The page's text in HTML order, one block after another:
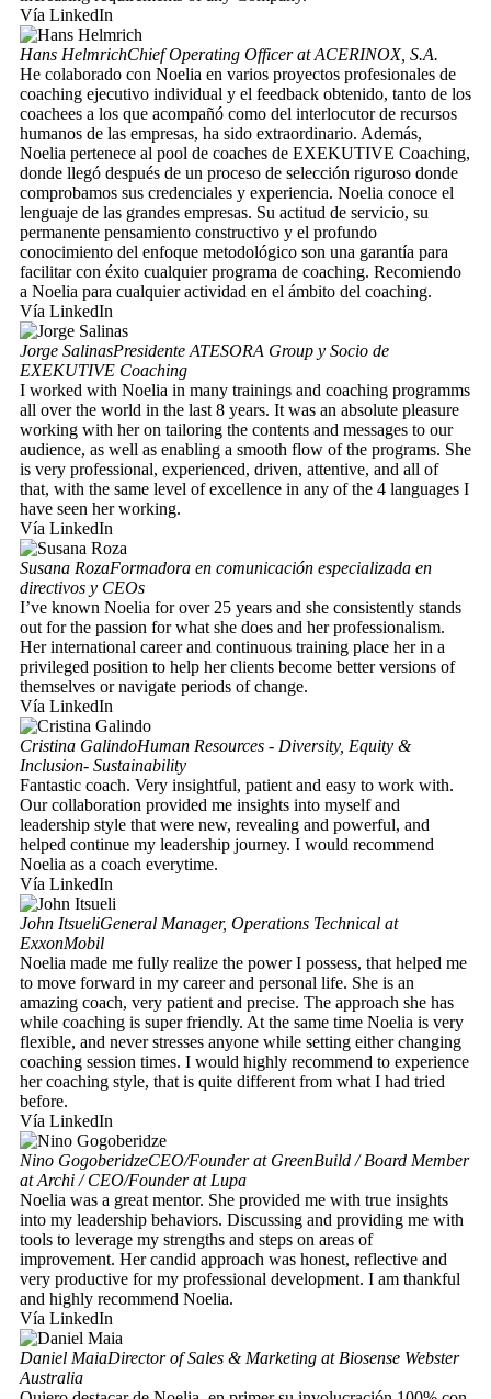
Vía LinkedIn
Hans HelmrichChief Operating Officer at ACERINOX, S.A.
He colaborado con Noelia en varios proyectos profesionales de
coaching ejecutivo individual y el feedback obtenido, tanto de los
coachees a los que acompañó como del interlocutor de recursos
humanos de las empresas, ha sido extraordinario. Además,
Noelia pertenece al pool de coaches de EXEKUTIVE Coaching,
donde llegó después de un proceso de selección riguroso donde
comprobamos sus credenciales y experiencia. Noelia conoce el
lenguaje de las grandes empresas. Su actitud de servicio, su
permanente pensamiento constructivo y el profundo
conocimiento del enfoque metodológico son una garantía para
facilitar con éxito cualquier programa de coaching. Recomiendo
a Noelia para cualquier actividad en el ámbito del coaching.
Vía LinkedIn
Jorge SalinasPresidente ATESORA Group y Socio de
EXEKUTIVE Coaching
I worked with Noelia in many trainings and coaching programms
all over the world in the last 8 years. It was an absolute pleasure
working with her on tailoring the contents and messages to our
audience, as well as enabling a smooth flow of the programs. She
is very professional, experienced, driven, attentive, and all of
that, with the same level of excellence in any of the 4 languages I
have seen her working.
Vía LinkedIn
Susana RozaFormadora en comunicación especializada en
directivos y CEOs
I’ve known Noelia for over 25 years and she consistently stands
out for the passion for what she does and her professionalism.
Her international career and continuous training place her in a
privileged position to help her clients become better versions of
themselves or navigate periods of change.
Vía LinkedIn
Cristina GalindoHuman Resources - Diversity, Equity &
Inclusion- Sustainability
Fantastic coach. Very insightful, patient and easy to work with.
Our collaboration provided me insights into myself and
leadership style that were new, revealing and powerful, and
helped continue my leadership journey. I would recommend
Noelia as a coach everytime.
Vía LinkedIn
John ItsueliGeneral Manager, Operations Technical at
ExxonMobil
Noelia made me fully realize the power I possess, that helped me
to move forward in my career and personal life. She is an
amazing coach, very patient and precise. The approach she has
while coaching is super friendly. At the same time Noelia is very
flexible, and never stresses anyone while setting either changing
coaching session times. I would highly recommend to experience
her coaching style, that is quite different from what I had tried
before.
Vía LinkedIn
Nino GogoberidzeCEO/Founder at GreenBuild / Board Member
at Archi / CEO/Founder at Lupa
Noelia was a great mentor. She provided me with true insights
into my leadership behaviors. Discussing and providing me with
tools to leverage my strengths and steps on areas of
improvement. Her candid approach was honest, reflective and
very productive for my professional development. I am thankful
and highly recommend Noelia.
Vía LinkedIn
Daniel MaiaDirector of Sales & Marketing at Biosense Webster
Australia